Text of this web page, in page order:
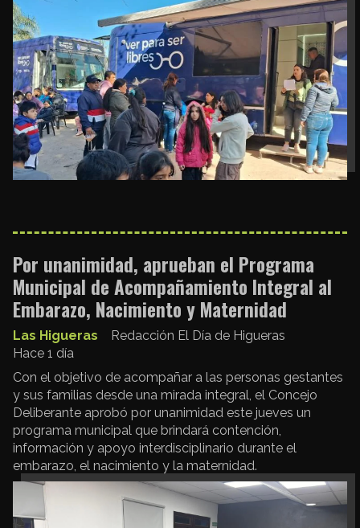
Por unanimidad, aprueban el Programa
Municipal de Acompañamiento Integral al
Embarazo, Nacimiento y Maternidad
Redacción El Día de Higueras
Las Higueras
Hace 1 día
Con el objetivo de acompañar a las personas gestantes
y sus familias desde una mirada integral, el Concejo
Deliberante aprobó por unanimidad este jueves un
programa municipal que brindará contención,
información y apoyo interdisciplinario durante el
embarazo, el nacimiento y la maternidad.